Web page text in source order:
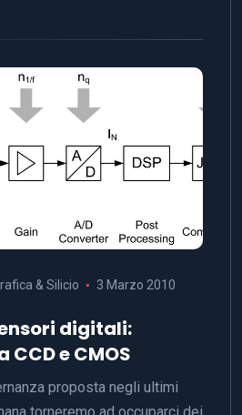
& Silicio 3 Marzo 2010
digitali:
e CMOS
proposta negli ultimi
torneremo ad occuparci dei